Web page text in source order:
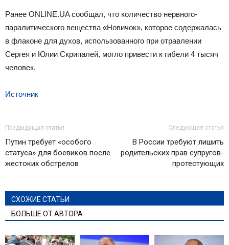
Ранее ONLINE.UA сообщал, что количество нервного-
паралитического вещества «Новичок», которое содержалась
в флаконе для духов, использованного при отравлении
Сергея и Юлии Скрипалей, могло привести к гибели 4 тысяч
человек.
Источник
Предыдущая статья
Путин требует «особого
статуса» для боевиков после
жестоких обстрелов
Следующая статья
В России требуют лишить
родительских прав супругов-
протестующих
СХОЖИЕ СТАТЬИ
БОЛЬШЕ ОТ АВТОРА